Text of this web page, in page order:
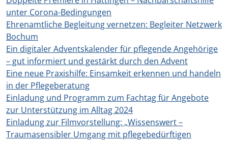
unter Corona-Bedingungen
Ehrenamtliche Begleitung vernetzen: Begleiter Netzwerk
Bochum
Ein digitaler Adventskalender für pflegende Angehörige
– gut informiert und gestärkt durch den Advent
Eine neue Praxishilfe: Einsamkeit erkennen und handeln
in der Pflegeberatung
Einladung und Programm zum Fachtag für Angebote
zur Unterstützung im Alltag 2024
Einladung zur Filmvorstellung: „Wissenswert –
Traumasensibler Umgang mit pflegebedürftigen